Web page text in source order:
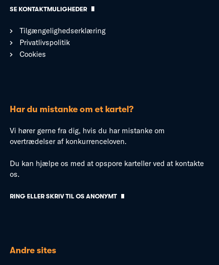
SE KONTAKTMULIGHEDER
Tilgængelighedserklæring
Privatlivspolitik
Cookies
Har du mistanke om et kartel?
Vi hører gerne fra dig, hvis du har mistanke om
overtrædelser af konkurrenceloven.
Du kan hjælpe os med at opspore karteller ved at kontakte
os.
RING ELLER SKRIV TIL OS ANONYMT
Andre sites